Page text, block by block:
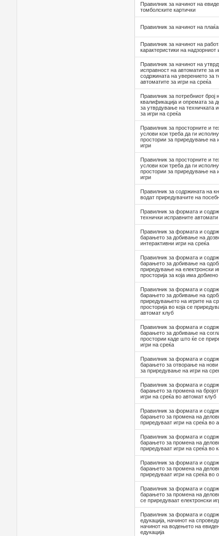
Правилник за начинот на
томболските картички
Правилник за начинот на
Правилник за начинот на
карактеристики на
Правилник за начинот на
исправност на автоматите за
содржината на уверението за
автоматите за игри на среќа
Правилник за потребниот број
квалификација и опремата за
за утврдување на техничката
за игри на среќа
Правилник за просторните и
услови кои треба да ги
простории за приредување на
игри
Правилник за просторните и
услови кои треба да ги
простории за приредување на
игри
Правилник за содржината на
водат приредувачите на
Правилник за формата и
технички исправните автомати
Правилник за формата и
барањето за добивање на
интерактивни игри на среќа
Правилник за формата и
барањето за добивање на
приредување на електронски
просторија за која има
Правилник за формата и
барањето за добивање на
приредувањето на игрите на
просторија во која се
автомат клуб
Правилник за формата и
барањето за добивање на
простории каде што ќе се
игри на среќа
Правилник за формата и
барањето за отворање на
за приредување на игри на
Правилник за формата и
барањето за промена на
игри на среќа во автомат клуб
Правилник за формата и
барањето за промена на
приредуваат игри на среќа во
Правилник за формата и
барањето за промена на
приредуваат игри на среќа во
Правилник за формата и
барањето за промена на
приредуваат игри на среќа во
Правилник за формата и
барањето за промена на
се приредуваат електронски
Правилник за формата и
едукација, начинот на
начинот на водењето на
едукација